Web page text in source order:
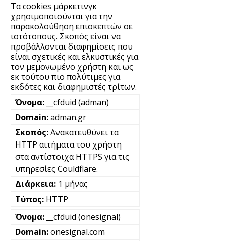
Τα cookies μάρκετινγκ
χρησιμοποιούνται για την
παρακολούθηση επισκεπτών σε
ιστότοπους. Σκοπός είναι να
προβάλλονται διαφημίσεις που
είναι σχετικές και ελκυστικές για
τον μεμονωμένο χρήστη και ως
εκ τούτου πιο πολύτιμες για
εκδότες και διαφημιστές τρίτων.
__cfduid (adman)
adman.gr
Ανακατευθύνει τα
HTTP αιτήματα του χρήστη
στα αντίστοιχα HTTPS για τις
υπηρεσίες Couldflare.
1 μήνας
HTTP
__cfduid (onesignal)
onesignal.com